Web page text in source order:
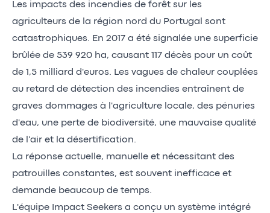
Les impacts des incendies de forêt sur les
agriculteurs de la région nord du Portugal sont
catastrophiques. En 2017 a été signalée une superficie
brûlée de 539 920 ha, causant 117 décès pour un coût
de 1,5 milliard d'euros. Les vagues de chaleur couplées
au retard de détection des incendies entraînent de
graves dommages à l'agriculture locale, des pénuries
d'eau, une perte de biodiversité, une mauvaise qualité
de l'air et la désertification.
La réponse actuelle, manuelle et nécessitant des
patrouilles constantes, est souvent inefficace et
demande beaucoup de temps.
L'équipe Impact Seekers a conçu un système intégré